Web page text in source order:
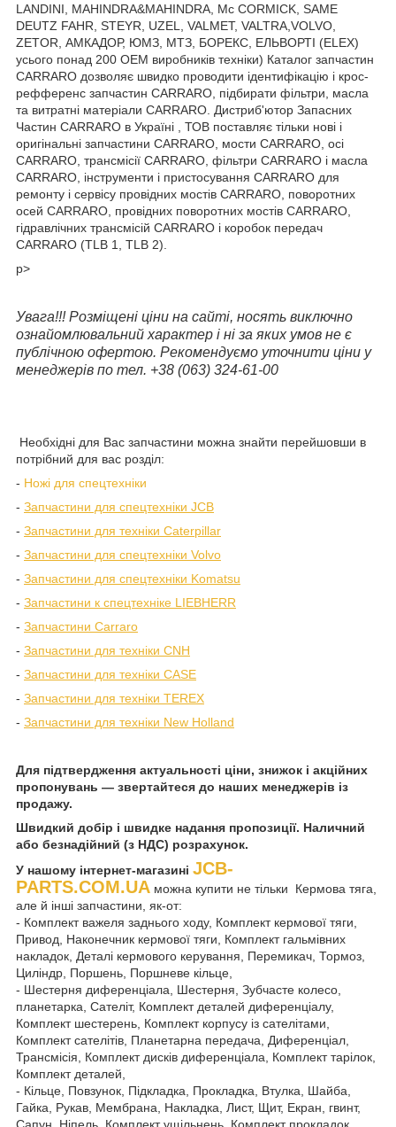
LANDINI, MAHINDRA&MAHINDRA, Mc CORMICK, SAME
DEUTZ FAHR, STEYR, UZEL, VALMET, VALTRA,VOLVO,
ZETOR, АМКАДОР, ЮМЗ, МТЗ, БОРЕКС, ЕЛЬВОРТІ (ELEX)
усього понад 200 OEM виробників техніки) Каталог запчастин
CARRARO дозволяє швидко проводити ідентифікацію і крос-
рефференс запчастин CARRARO, підбирати фільтри, масла
та витратні матеріали CARRARO. Дистриб'ютор Запасних
Частин CARRARO в Україні , ТОВ поставляє тільки нові і
оригінальні запчастини CARRARO, мости CARRARO, осі
CARRARO, трансмісії CARRARO, фільтри CARRARO і масла
CARRARO, інструменти і пристосування CARRARO для
ремонту і сервісу провідних мостів CARRARO, поворотних
осей CARRARO, провідних поворотних мостів CARRARO,
гідравлічних трансмісій CARRARO і коробок передач
CARRARO (TLB 1, TLB 2).
p>
Увага!!! Розміщені ціни на сайті, носять виключно
ознайомлювальний характер і ні за яких умов не є
публічною офертою. Рекомендуємо уточнити ціни у
менеджерів по тел. +38 (063) 324-61-00
Необхідні для Вас запчастини можна знайти перейшовши в
потрібний для вас розділ:
- Ножі для спецтехніки
- Запчастини для спецтехніки JCB
- Запчастини для техніки Caterpillar
- Запчастини для спецтехніки Volvo
- Запчастини для спецтехніки Komatsu
- Запчастини к спецтехніке LIEBHERR
- Запчастини Carraro
- Запчастини для техніки CNH
- Запчастини для техніки CASE
- Запчастини для техніки TEREX
- Запчастини для техніки New Holland
Для підтвердження актуальності ціни, знижок і акційних
пропонувань — звертайтеся до наших менеджерів із
продажу.
Швидкий добір і швидке надання пропозиції. Наличний
або безнадійний (з НДС) розрахунок.
У нашому інтернет-магазині JCB-
PARTS.COM.UA можна купити не тільки Кермова тяга,
але й інші запчастини, як-от:
- Комплект важеля заднього ходу, Комплект кермової тяги,
Привод, Наконечник кермової тяги, Комплект гальмівних
накладок, Деталі кермового керування, Перемикач, Тормоз,
Циліндр, Поршень, Поршневе кільце,
- Шестерня диференціала, Шестерня, Зубчасте колесо,
планетарка, Сателіт, Комплект деталей диференціалу,
Комплект шестерень, Комплект корпусу із сателітами,
Комплект сателітів, Планетарна передача, Диференціал,
Трансмісія, Комплект дисків диференціала, Комплект тарілок,
Комплект деталей,
- Кільце, Повзунок, Підкладка, Прокладка, Втулка, Шайба,
Гайка, Рукав, Мембрана, Накладка, Лист, Щит, Екран, гвинт,
Сапун, Ніпель, Комплект ущільнень, Комплект прокладок,